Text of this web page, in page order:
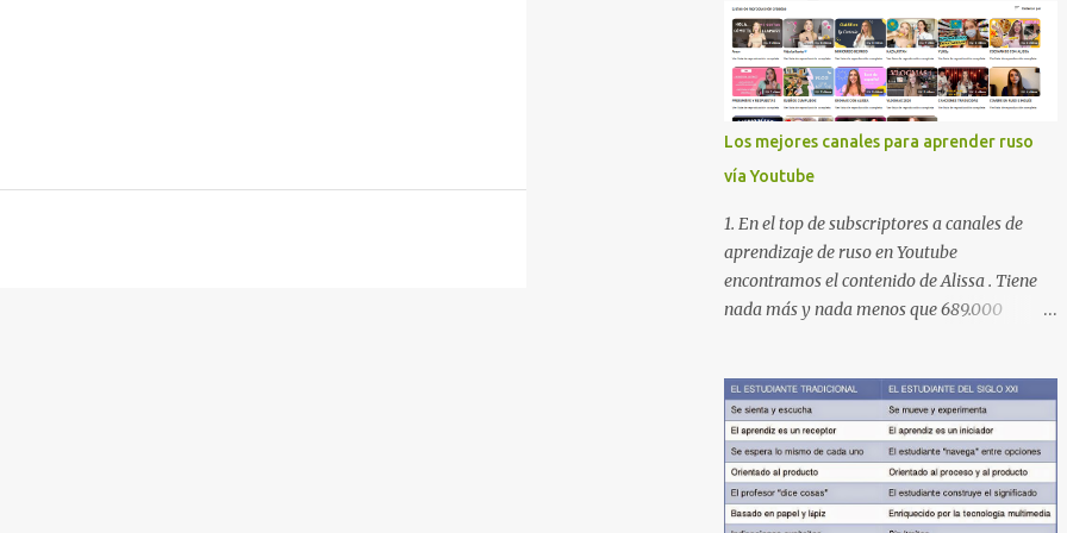
Los mejores canales para aprender ruso
vía Youtube
1. En el top de subscriptores a canales de
aprendizaje de ruso en Youtube
encontramos el contenido de Alissa . Tiene
nada más y nada menos que 689.000
16 carpetas con diferente contenido para
aprender expresiones, cultura, cocina etc.
https://www.youtube.com/@AlissaOfficial/p
laylists 2. Canal de Anastasia G . con
224.000 subscriptores y 97 vídeos en